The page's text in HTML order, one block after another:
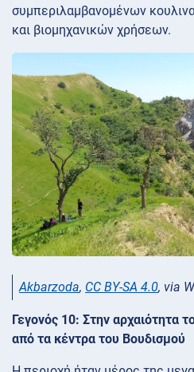
συμπεριλαμβανομένων
και βιομηχανικών χρήσεων.
Akbarzoda, CC BY-SA 4.0, via
Γεγονός 10: Στην αρχαιότητα
από τα κέντρα του Βουδισμού